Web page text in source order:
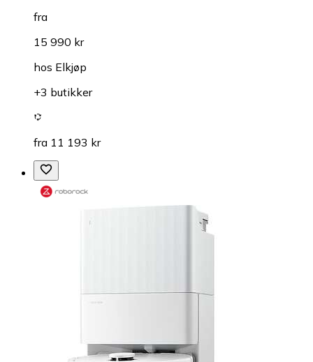
fra
15 990 kr
hos Elkjøp
+3 butikker
fra 11 193 kr